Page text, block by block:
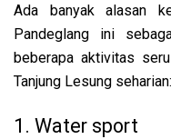
Ada banyak alasan
Pandeglang ini
beberapa aktivitas
Tanjung Lesung seharian:
1. Water sport